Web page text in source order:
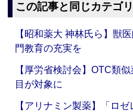
この記事と同じカテゴ
【昭和薬大 神林氏ら】獣
門教育の充実を
【厚労省検討会】OTC類
目が対象に
【アリナミン製薬】「ロ